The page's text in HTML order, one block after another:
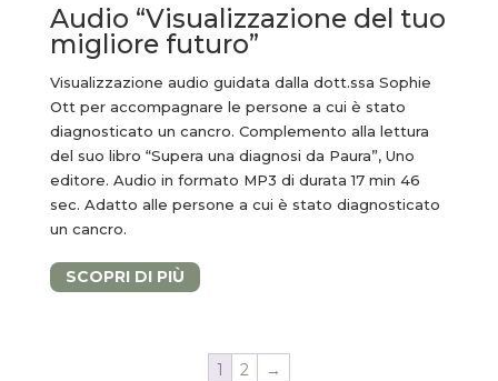
Audio “Visualizzazione del tuo
migliore futuro”
Visualizzazione audio guidata dalla dott.ssa Sophie
Ott per accompagnare le persone a cui è stato
diagnosticato un cancro. Complemento alla lettura
del suo libro “Supera una diagnosi da Paura”, Uno
editore. Audio in formato MP3 di durata 17 min 46
sec. Adatto alle persone a cui è stato diagnosticato
un cancro.
SCOPRI DI PIÙ
1 2 →